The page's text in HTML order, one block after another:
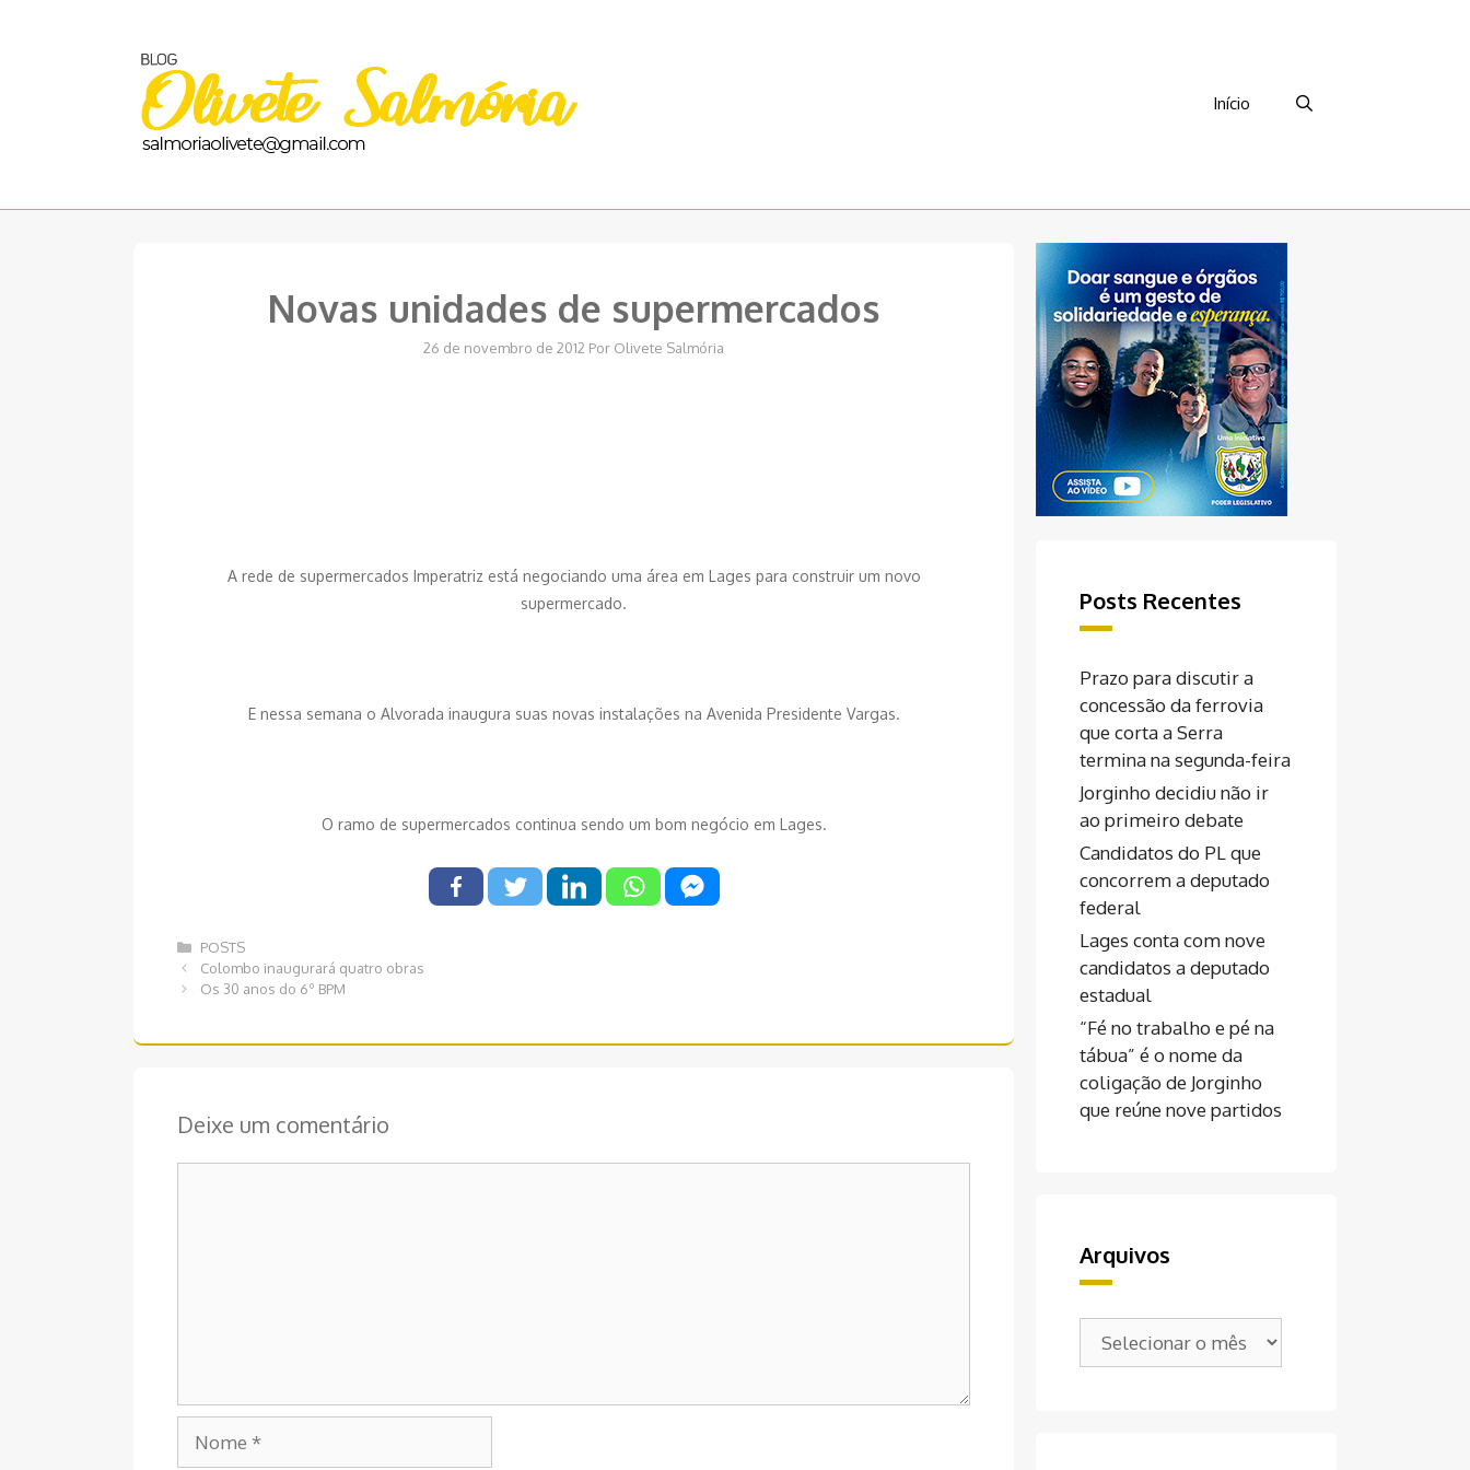
Início
Novas unidades de supermercados
26 de novembro de 2012 Por Olivete Salmória
A rede de supermercados Imperatriz está negociando uma área em Lages para construir um novo
supermercado.
E nessa semana o Alvorada inaugura suas novas instalações na Avenida Presidente Vargas.
O ramo de supermercados continua sendo um bom negócio em Lages.
Categorias
POSTS
Navegação
de
Colombo inaugurará quatro obras
Os 30 anos do 6º BPM
Deixe um comentário
Posts Recentes
Prazo para discutir a
concessão da ferrovia
que corta a Serra
termina na segunda-feira
Jorginho decidiu não ir
ao primeiro debate
Candidatos do PL que
concorrem a deputado
federal
Lages conta com nove
candidatos a deputado
estadual
“Fé no trabalho e pé na
tábua” é o nome da
coligação de Jorginho
que reúne nove partidos
Arquivos